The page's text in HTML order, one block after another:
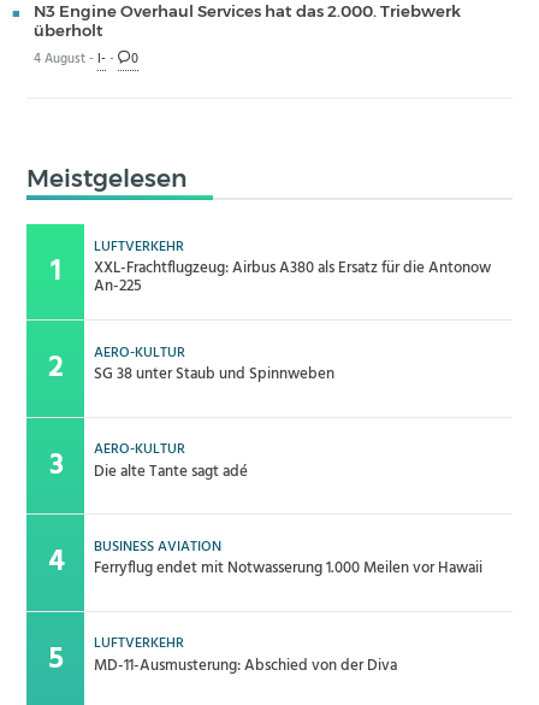
N3 Engine Overhaul Services hat das 2.000. Triebwerk
überholt
4 August - I-- 0
Meistgelesen
LUFTVERKEHR
XXL-Frachtflugzeug: Airbus A380 als Ersatz für die Antonow
An-225
AERO-KULTUR
SG 38 unter Staub und Spinnweben
AERO-KULTUR
Die alte Tante sagt adé
BUSINESS AVIATION
Ferryflug endet mit Notwasserung 1.000 Meilen vor Hawaii
LUFTVERKEHR
MD-11-Ausmusterung: Abschied von der Diva